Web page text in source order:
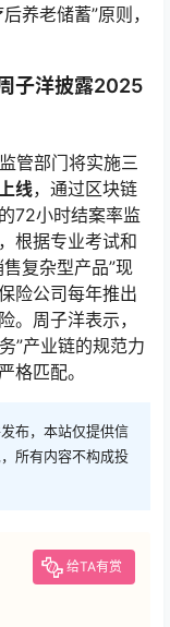
养老储蓄”原则，
子洋披露2025
管部门将实施三
线，通过区块链
72小时结案率监
，根据专业考试和
复杂型产品”现
险公司每年推出
。周子洋表示，
”产业链的规范力
格匹配。
布，本站仅提供信
所有内容不构成投
给TA有赏